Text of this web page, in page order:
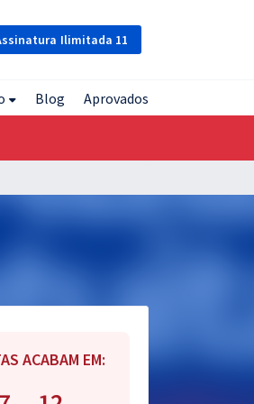
Ilimitada 11
Blog Aprovados
ACABAM EM: